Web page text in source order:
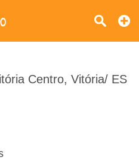
Centro, Vitória/ ES